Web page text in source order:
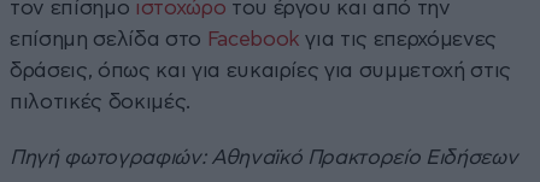
τον επίσημο ιστοχώρο του έργου και από την
επίσημη σελίδα στο Facebook για τις επερχόμενες
δράσεις, όπως και για ευκαιρίες για συμμετοχή στις
πιλοτικές δοκιμές.
Πηγή φωτογραφιών: Αθηναϊκό Πρακτορείο Ειδήσεων